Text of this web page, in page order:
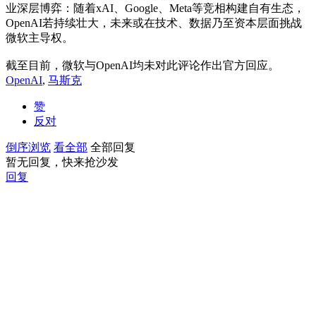
业深层博弈：随着xAI、Google、Meta等竞相构建自有生态，
OpenAI若持续壮大，未来或在技术、数据乃至资本层面挑战
微软主导权。
截至目前，微软与OpenAI均未对此评论作出官方回应。
OpenAI, 马斯克
赞
反对
倒序浏览 看全部 全部回复
暂无回复，快来抢沙发
回复